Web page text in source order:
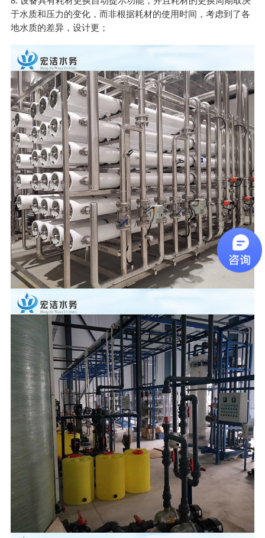
于水质和压力的变化，而非根据耗材的使用时间，考虑到了各
地水质的差异，设计更；